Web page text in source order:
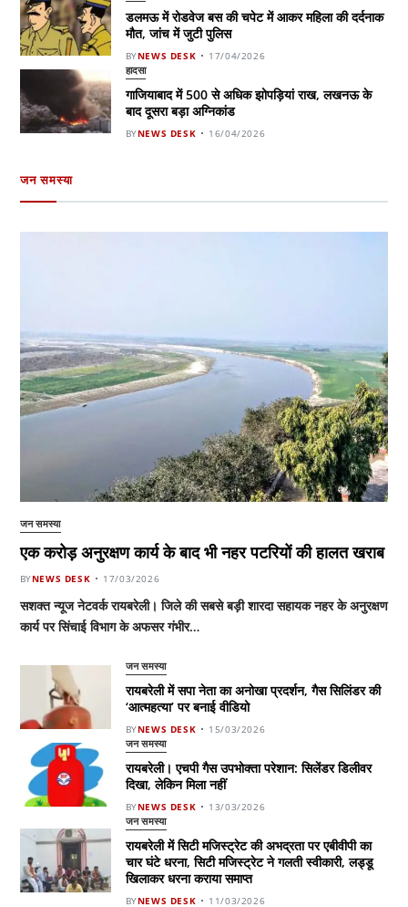
डलमऊ में रोडवेज बस की चपेट में आकर महिला की दर्दनाक
मौत, जांच में जुटी पुलिस
BYNEWS DESK 17/04/2026
हादसा
गाजियाबाद में 500 से अधिक झोपड़ियां राख, लखनऊ के
बाद दूसरा बड़ा अग्निकांड
BYNEWS DESK 16/04/2026
जन समस्या
जन समस्या
एक करोड़ अनुरक्षण कार्य के बाद भी नहर पटरियों की हालत खराब
BYNEWS DESK 17/03/2026
सशक्त न्यूज नेटवर्क रायबरेली। जिले की सबसे बड़ी शारदा सहायक नहर के अनुरक्षण
कार्य पर सिंचाई विभाग के अफसर गंभीर…
जन समस्या
रायबरेली में सपा नेता का अनोखा प्रदर्शन, गैस सिलिंडर की
‘आत्महत्या’ पर बनाई वीडियो
BYNEWS DESK 15/03/2026
जन समस्या
रायबरेली। एचपी गैस उपभोक्ता परेशान: सिलेंडर डिलीवर
दिखा, लेकिन मिला नहीं
BYNEWS DESK 13/03/2026
जन समस्या
रायबरेली में सिटी मजिस्ट्रेट की अभद्रता पर एबीवीपी का
चार घंटे धरना, सिटी मजिस्ट्रेट ने गलती स्वीकारी, लड्डू
खिलाकर धरना कराया समाप्त
BYNEWS DESK 11/03/2026